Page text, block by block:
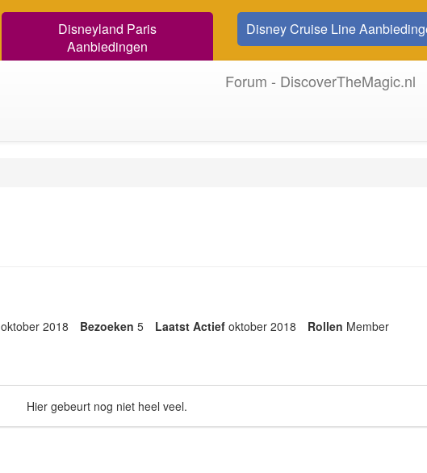
Disneyland Paris
Aanbiedingen
Disney Cruise Line
Forum - DiscoverTheMagic.nl
oktober 2018 Bezoeken 5 Laatst Actief oktober 2018 Rollen Member
Hier gebeurt nog niet heel veel.